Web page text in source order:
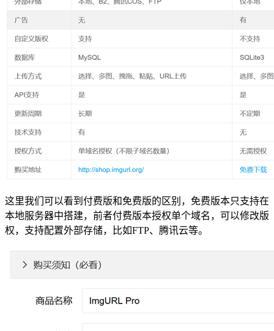
这里我们可以看到付费版和免费版的区别，免费版本只支持在
本地服务器中搭建，前者付费版本授权单个域名，可以修改版
权，支持配置外部存储，比如FTP、腾讯云等。